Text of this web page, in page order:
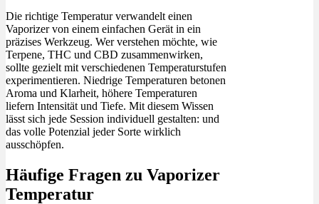
Die richtige Temperatur verwandelt einen
Vaporizer von einem einfachen Gerät in ein
präzises Werkzeug. Wer verstehen möchte, wie
Terpene, THC und CBD zusammenwirken,
sollte gezielt mit verschiedenen Temperaturstufen
experimentieren. Niedrige Temperaturen betonen
Aroma und Klarheit, höhere Temperaturen
liefern Intensität und Tiefe. Mit diesem Wissen
lässt sich jede Session individuell gestalten: und
das volle Potenzial jeder Sorte wirklich
ausschöpfen.
Häufige Fragen zu Vaporizer
Temperatur